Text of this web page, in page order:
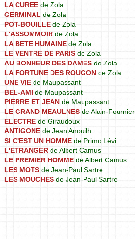
LA CUREE de Zola
GERMINAL de Zola
POT-BOUILLE de Zola
L'ASSOMMOIR de Zola
LA BETE HUMAINE de Zola
LE VENTRE DE PARIS de Zola
AU BONHEUR DES DAMES de Zola
LA FORTUNE DES ROUGON de Zola
UNE VIE de Maupassant
BEL-AMI de Maupassant
PIERRE ET JEAN de Maupassant
LE GRAND MEAULNES de Alain-Fournier
ELECTRE de Giraudoux
ANTIGONE de Jean Anouilh
SI C'EST UN HOMME de Primo Lévi
L'ETRANGER de Albert Camus
LE PREMIER HOMME de Albert Camus
LES MOTS de Jean-Paul Sartre
LES MOUCHES de Jean-Paul Sartre